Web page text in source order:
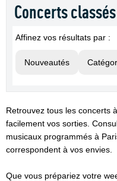
Concerts
Affinez vos résultats par :
Nouveautés
Retrouvez tous les concerts
facilement vos sorties.
musicaux programmés à
correspondent à vos envies.
Que vous prépariez votre